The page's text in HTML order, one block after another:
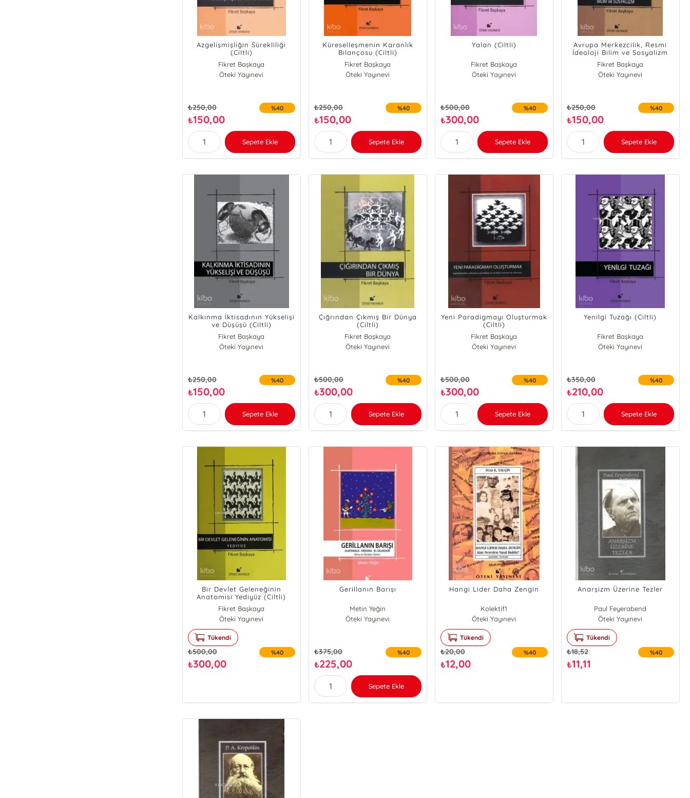
Azgelişmişliğin Sürekliliği
(Ciltli)
Fikret Başkaya
Öteki Yayınevi
₺250,00
₺150,00
%40
Sepete Ekle
Küreselleşmenin Karanlık
Bilançosu (Ciltli)
Fikret Başkaya
Öteki Yayınevi
₺250,00
₺150,00
%40
Sepete Ekle
Yalan (Ciltli)
Fikret Başkaya
Öteki Yayınevi
₺500,00
₺300,00
%40
Sepete Ekle
Avrupa Merkezcilik, Resmi
İdeoloji Bilim ve Sosyalizm
(Ciltli)
Fikret Başkaya
Öteki Yayınevi
₺250,00
₺150,00
%40
Sepete Ekle
Kalkınma İktisadının Yükselişi
ve Düşüşü (Ciltli)
Fikret Başkaya
Öteki Yayınevi
₺250,00
₺150,00
%40
Sepete Ekle
Çığrından Çıkmış Bir Dünya
(Ciltli)
Fikret Başkaya
Öteki Yayınevi
₺500,00
₺300,00
%40
Sepete Ekle
Yeni Paradigmayı Oluşturmak
(Ciltli)
Fikret Başkaya
Öteki Yayınevi
₺500,00
₺300,00
%40
Sepete Ekle
Yenilgi Tuzağı (Ciltli)
Fikret Başkaya
Öteki Yayınevi
₺350,00
₺210,00
%40
Sepete Ekle
Bir Devlet Geleneğinin
Anatomisi Yediyüz (Ciltli)
Fikret Başkaya
Öteki Yayınevi
Tükendi
₺500,00
₺300,00
%40
Gerillanın Barışı
Metin Yeğin
Öteki Yayınevi
₺375,00
₺225,00
%40
Sepete Ekle
Hangi Lider Daha Zengin
Kolektif1
Öteki Yayınevi
Tükendi
₺20,00
₺12,00
%40
Anarşizm Üzerine Tezler
Paul Feyerabend
Öteki Yayınevi
Tükendi
₺18,52
₺11,11
%40